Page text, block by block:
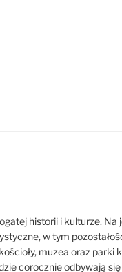
historii i kulturze. Na
w tym
muzea oraz parki
corocznie odbywają